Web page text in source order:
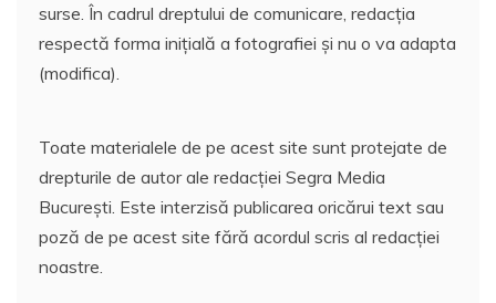
surse. În cadrul dreptului de comunicare, redacția
respectă forma inițială a fotografiei și nu o va adapta
(modifica).
Toate materialele de pe acest site sunt protejate de
drepturile de autor ale redacției Segra Media
București. Este interzisă publicarea oricărui text sau
poză de pe acest site fără acordul scris al redacției
noastre.